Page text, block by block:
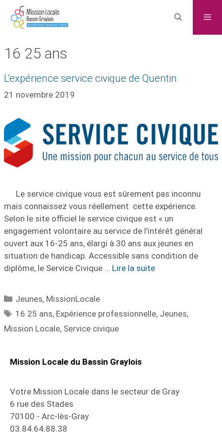
16 25 ans
L’expérience service civique de Quentin
21 novembre 2019
Le service civique vous est sûrement pas inconnu
mais connaissez vous réellement cette expérience.
Selon le site officiel le service civique est « un
engagement volontaire au service de l’intérêt général
ouvert aux 16-25 ans, élargi à 30 ans aux jeunes en
situation de handicap. Accessible sans condition de
diplôme, le Service Civique … Lire la suite
Jeunes, MissionLocale
16 25 ans, Expérience professionnelle, Jeunes,
Mission Locale, Service civique
Mission Locale du Bassin Graylois
Votre Mission Locale dans le secteur de Gray
6 rue des Stades
70100 - Arc-lès-Gray
03.84.64.88.38